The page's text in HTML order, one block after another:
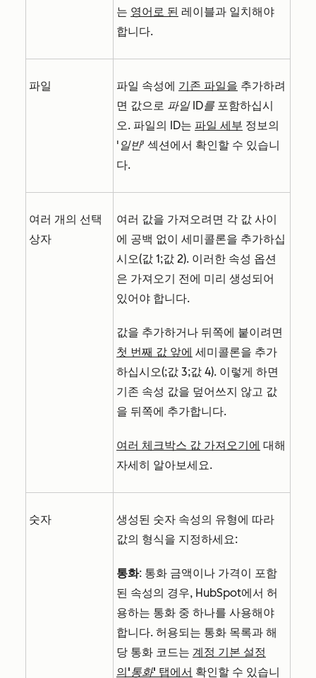
는 영어로 된 레이블과 일치해야
합니다.
파일 파일 속성에 기존 파일을 추가하려
면 값으로 파일 ID를 포함하십시
오. 파일의 ID는 파일 세부 정보의
'일반' 섹션에서 확인할 수 있습니
다.
여러 개의 선택
상자
여러 값을 가져오려면 각 값 사이
에 공백 없이 세미콜론을 추가하십
시오(값 1;값 2). 이러한 속성 옵션
은 가져오기 전에 미리 생성되어
있어야 합니다.
값을 추가하거나 뒤쪽에 붙이려면
첫 번째 값 앞에 세미콜론을 추가
하십시오(;값 3;값 4). 이렇게 하면
기존 속성 값을 덮어쓰지 않고 값
을 뒤쪽에 추가합니다.
여러 체크박스 값 가져오기에 대해
자세히 알아보세요.
숫자
생성된 숫자 속성의 유형에 따라
값의 형식을 지정하세요:
통화: 통화 금액이나 가격이 포함
된 속성의 경우, HubSpot에서 허
용하는 통화 중 하나를 사용해야
합니다. 허용되는 통화 목록과 해
당 통화 코드는 계정 기본 설정
의'통화' 탭에서 확인할 수 있습니